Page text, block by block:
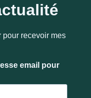
pour recevoir mes
email pour